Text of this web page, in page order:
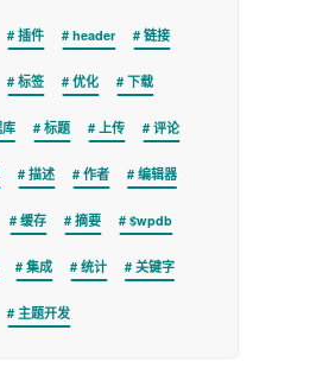
插件 header 链接
标签 优化 下载
标题 上传 评论
描述 作者 编辑器
缓存 摘要 $wpdb
集成 统计 关键字
主题开发